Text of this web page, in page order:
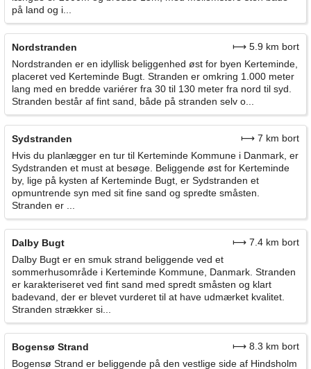
på land og i...
Nordstranden
⟼ 5.9 km bort
Nordstranden er en idyllisk beliggenhed øst for byen Kerteminde,
placeret ved Kerteminde Bugt. Stranden er omkring 1.000 meter
lang med en bredde variérer fra 30 til 130 meter fra nord til syd.
Stranden består af fint sand, både på stranden selv o...
Sydstranden
⟼ 7 km bort
Hvis du planlægger en tur til Kerteminde Kommune i Danmark, er
Sydstranden et must at besøge. Beliggende øst for Kerteminde
by, lige på kysten af Kerteminde Bugt, er Sydstranden et
opmuntrende syn med sit fine sand og spredte småsten.
Stranden er ...
Dalby Bugt
⟼ 7.4 km bort
Dalby Bugt er en smuk strand beliggende ved et
sommerhusområde i Kerteminde Kommune, Danmark. Stranden
er karakteriseret ved fint sand med spredt småsten og klart
badevand, der er blevet vurderet til at have udmærket kvalitet.
Stranden strækker si...
Bogensø Strand
⟼ 8.3 km bort
Bogensø Strand er beliggende på den vestlige side af Hindsholm